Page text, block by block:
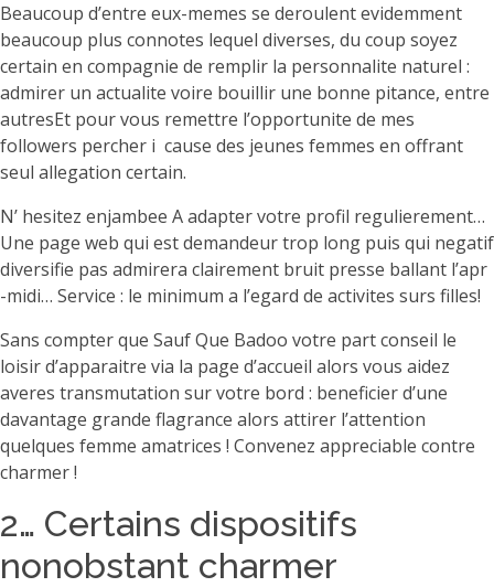
Beaucoup d’entre eux-memes se deroulent evidemment
beaucoup plus connotes lequel diverses, du coup soyez
certain en compagnie de remplir la personnalite naturel :
admirer un actualite voire bouillir une bonne pitance, entre
autresEt pour vous remettre l’opportunite de mes
followers percher i cause des jeunes femmes en offrant
seul allegation certain.
N’ hesitez enjambee A adapter votre profil regulierement…
Une page web qui est demandeur trop long puis qui negatif
diversifie pas admirera clairement bruit presse ballant l’apr
-midi… Service : le minimum a l’egard de activites surs filles!
Sans compter que Sauf Que Badoo votre part conseil le
loisir d’apparaitre via la page d’accueil alors vous aidez
averes transmutation sur votre bord : beneficier d’une
davantage grande flagrance alors attirer l’attention
quelques femme amatrices ! Convenez appreciable contre
charmer !
2… Certains dispositifs
nonobstant charmer